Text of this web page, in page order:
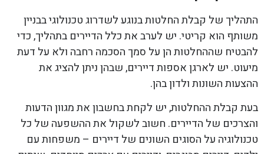
התהליך של קבלת החלטות בנוגע לשדרוג טכנולוגי בבניין
משותף הוא קריטי. יש לערב את כלל הדיירים בתהליך, כדי
להבטיח שההחלטות הן על סמך הסכמה רחבה ולא על דעת
מיעוט. יש לארגן אספות דיירים, שבהן ניתן להציג את
ההצעות השונות ולדון בהן.
בעת קבלת ההחלטות, יש לקחת בחשבון את מגוון הדעות
והצרכים של הדיירים. חשוב לשקול את ההשפעה של כל
טכנולוגיה על הסוגים השונים של דיירים – משפחות עם